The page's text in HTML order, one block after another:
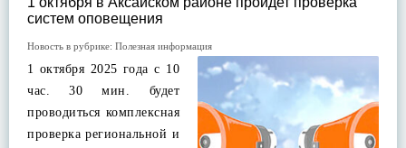
систем оповещения
Новость в рубрике: Полезная информация
1 октября 2025 года с 10
час. 30 мин. будет
проводиться комплексная
проверка региональной и